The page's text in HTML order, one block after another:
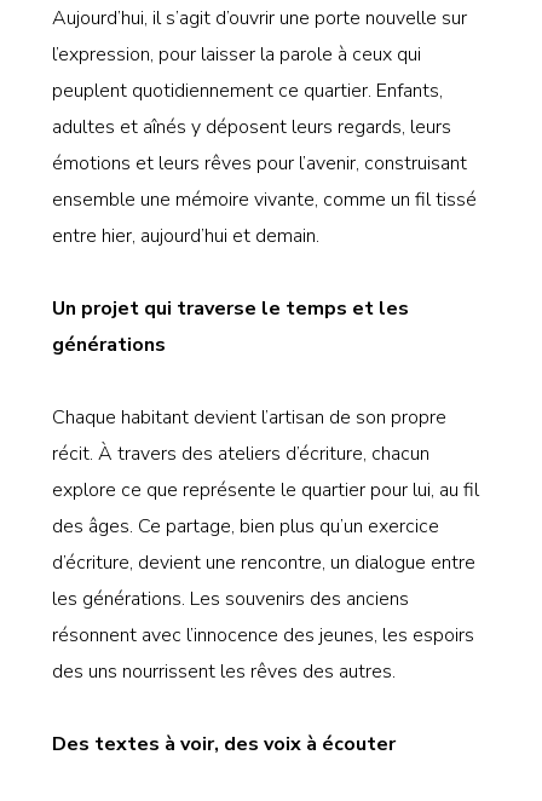
Aujourd’hui, il s’agit d’ouvrir une porte nouvelle sur
l’expression, pour laisser la parole à ceux qui
peuplent quotidiennement ce quartier. Enfants,
adultes et aînés y déposent leurs regards, leurs
émotions et leurs rêves pour l’avenir, construisant
ensemble une mémoire vivante, comme un fil tissé
entre hier, aujourd’hui et demain.
Un projet qui traverse le temps et les
générations
Chaque habitant devient l’artisan de son propre
récit. À travers des ateliers d’écriture, chacun
explore ce que représente le quartier pour lui, au fil
des âges. Ce partage, bien plus qu’un exercice
d’écriture, devient une rencontre, un dialogue entre
les générations. Les souvenirs des anciens
résonnent avec l’innocence des jeunes, les espoirs
des uns nourrissent les rêves des autres.
Des textes à voir, des voix à écouter